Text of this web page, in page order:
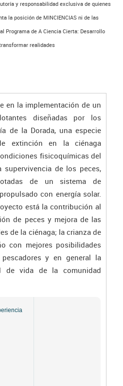
y responsabilidad exclusiva de quienes
la posición de MINCIENCIAS ni de las
Programa de A Ciencia Cierta: Desarrollo
realidades
en la implementación de un
diseñadas por los
de la Dorada, una especie
extinción en la ciénaga
fisicoquímicas del
supervivencia de los peces,
de un sistema de
con energía solar.
está la contribución al
de peces y mejora de las
de la ciénaga; la crianza de
con mejores posibilidades
y en general la
de vida de la comunidad